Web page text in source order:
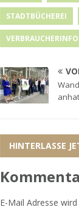
STADTBÜCHEREI
HINTERLASSE
E-Mail Adresse